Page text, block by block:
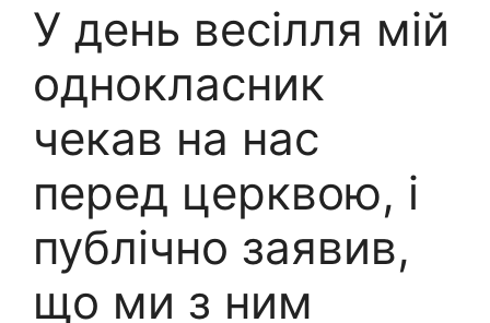
У день весілля мій
однокласник
чекав на нас
перед церквою, і
публічно заявив,
що ми з ним